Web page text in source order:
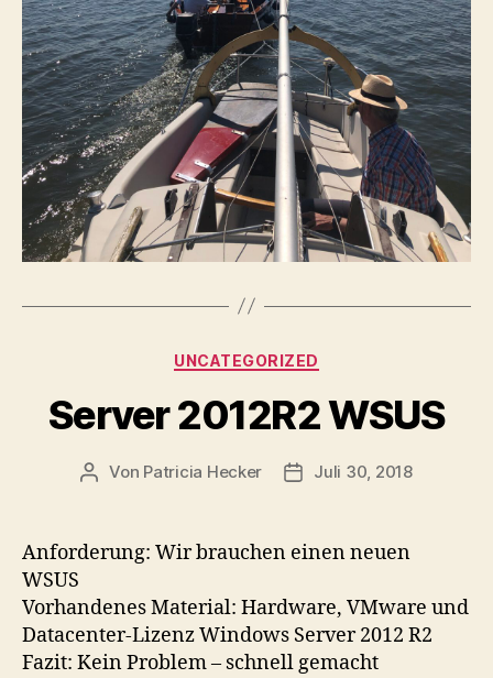
Kategorien
UNCATEGORIZED
Server 2012R2 WSUS
Beitragsautor
Von Patricia Hecker Beitragsdatum
Juli 30, 2018
Anforderung: Wir brauchen einen neuen
WSUS
Vorhandenes Material: Hardware, VMware und
Datacenter-Lizenz Windows Server 2012 R2
Fazit: Kein Problem – schnell gemacht